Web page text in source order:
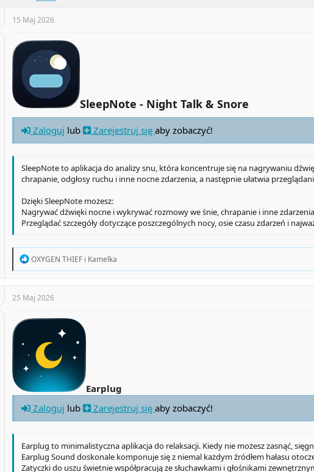
15 Maj 2026
SleepNote - Night Talk & Snore​
Zaloguj lub Zarejestruj się aby zobaczyć!
SleepNote to aplikacja do analizy snu, która koncentruje się na nagrywaniu
chrapanie, odgłosy ruchu i inne nocne zdarzenia, a następnie ułatwia
Dzięki SleepNote możesz:
Nagrywać dźwięki nocne i wykrywać rozmowy we śnie, chrapanie i inne
Przeglądać szczegóły dotyczące poszczególnych nocy, osie czasu zdarzeń i
R
t
o
OXYGEN THIEF i Kamelka
25 Maj 2026
Earplug
Zaloguj lub Zarejestruj się aby zobaczyć!
Earplug to minimalistyczna aplikacja do relaksacji. Kiedy nie możesz zasnąć,
Earplug Sound doskonale komponuje się z niemal każdym źródłem hałasu
Zatyczki do uszu świetnie współpracują ze słuchawkami i głośnikami